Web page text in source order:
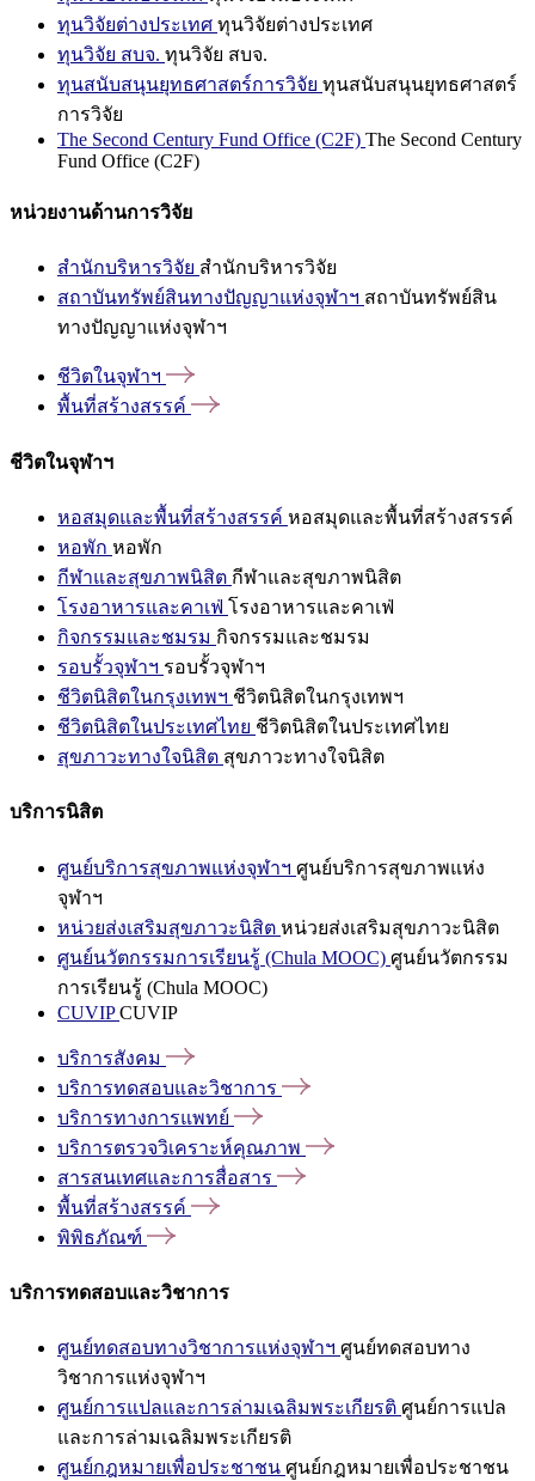
ทุนวิจัยต่างประเทศ ทุนวิจัยต่างประเทศ
ทุนวิจัย สบจ. ทุนวิจัย สบจ.
ทุนสนับสนุนยุทธศาสตร์การวิจัย ทุนสนับสนุนยุทธศาสตร์
การวิจัย
The Second Century Fund Office (C2F) The Second Century
Fund Office (C2F)
หน่วยงานด้านการวิจัย
สำนักบริหารวิจัย สำนักบริหารวิจัย
สถาบันทรัพย์สินทางปัญญาแห่งจุฬาฯ สถาบันทรัพย์สิน
ทางปัญญาแห่งจุฬาฯ
ชีวิตในจุฬาฯ
พื้นที่สร้างสรรค์
ชีวิตในจุฬาฯ
หอสมุดและพื้นที่สร้างสรรค์ หอสมุดและพื้นที่สร้างสรรค์
หอพัก หอพัก
กีฬาและสุขภาพนิสิต กีฬาและสุขภาพนิสิต
โรงอาหารและคาเฟ่ โรงอาหารและคาเฟ่
กิจกรรมและชมรม กิจกรรมและชมรม
รอบรั้วจุฬาฯ รอบรั้วจุฬาฯ
ชีวิตนิสิตในกรุงเทพฯ ชีวิตนิสิตในกรุงเทพฯ
ชีวิตนิสิตในประเทศไทย ชีวิตนิสิตในประเทศไทย
สุขภาวะทางใจนิสิต สุขภาวะทางใจนิสิต
บริการนิสิต
ศูนย์บริการสุขภาพแห่งจุฬาฯ ศูนย์บริการสุขภาพแห่ง
จุฬาฯ
หน่วยส่งเสริมสุขภาวะนิสิต หน่วยส่งเสริมสุขภาวะนิสิต
ศูนย์นวัตกรรมการเรียนรู้ (Chula MOOC) ศูนย์นวัตกรรม
การเรียนรู้ (Chula MOOC)
CUVIPCUVIP
บริการสังคม
บริการทดสอบและวิชาการ
บริการทางการแพทย์
บริการตรวจวิเคราะห์คุณภาพ
สารสนเทศและการสื่อสาร
พื้นที่สร้างสรรค์
พิพิธภัณฑ์
บริการทดสอบและวิชาการ
ศูนย์ทดสอบทางวิชาการแห่งจุฬาฯ ศูนย์ทดสอบทาง
วิชาการแห่งจุฬาฯ
ศูนย์การแปลและการล่ามเฉลิมพระเกียรติ ศูนย์การแปล
และการล่ามเฉลิมพระเกียรติ
ศูนย์กฎหมายเพื่อประชาชน ศูนย์กฎหมายเพื่อประชาชน